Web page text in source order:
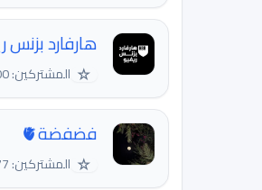
هارفارد بزنس
☆ المشتركين: 13,600
فضفضة🫀
☆ المشتركين: 77